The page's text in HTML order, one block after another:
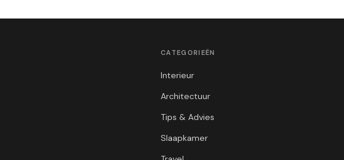
CATEGORIEËN
Interieur
Architectuur
Tips & Advies
Slaapkamer